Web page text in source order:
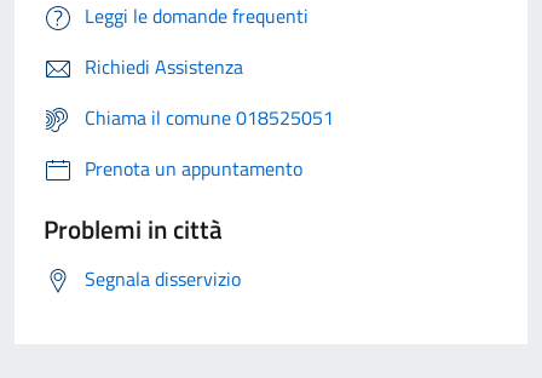
Leggi le domande frequenti
Richiedi Assistenza
Chiama il comune 018525051
Prenota un appuntamento
Problemi in città
Segnala disservizio